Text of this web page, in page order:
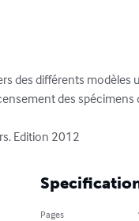
des différents modèles
des
Edition 2012
Pages